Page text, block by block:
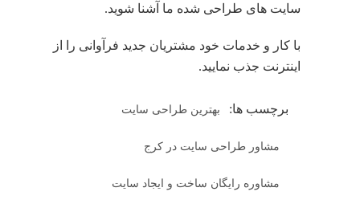
سایت های طراحی شده ما آشنا شوید.
با کار و خدمات خود مشتریان جدید فرآوانی را از
اینترنت جذب نمایید.
برچسب ها: بهترین طراحی سایت
مشاور طراحی سایت در کرج
مشاوره رایگان ساخت و ایجاد سایت